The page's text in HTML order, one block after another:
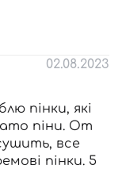
02.08.2023
пінки, які
піни. От
все
пінки. 5